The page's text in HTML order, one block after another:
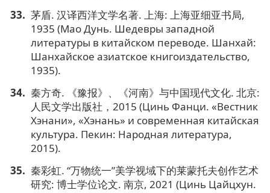
茅盾. 汉译西洋文学名著. 上海: 上海亚细亚书局,
1935 (Мао Дунь. Шедевры западной
литературы в китайском переводе. Шанхай:
Шанхайское азиатское книгоиздательство,
1935).
秦方奇. 《豫报》、《河南》与中国现代文化. 北京:
人民文学出版社，2015 (Цинь Фанци. «Вестник
Хэнани», «Хэнань» и современная китайская
культура. Пекин: Народная литература,
2015).
秦彩虹. “万物统一”美学视域下的莱蒙托夫创作艺术
研究: 博士学位论文. 南京, 2021 (Цинь Цайцхун.